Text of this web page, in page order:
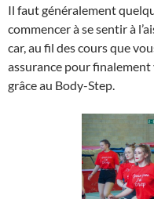
Il faut généralement
commencer à se sentir à
car, au fil des cours que
assurance pour
grâce au Body-Step.